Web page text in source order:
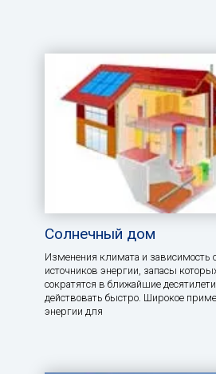
Солнечный дом
Изменения климата и зависимость
источников энергии, запасы
сократятся в ближайшие
действовать быстро. Широкое
энергии для